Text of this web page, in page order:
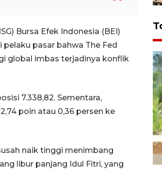
Bursa Efek Indonesia (BEI)
pasar bahwa The Fed
global imbas terjadinya konflik
7.338,82. Sementara,
poin atau 0,36 persen ke
naik tinggi menimbang
libur panjang Idul Fitri, yang